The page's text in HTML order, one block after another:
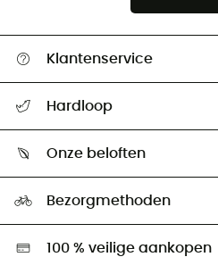
Klantenservice
Retourzendingen & Terugbetalingen
Hardloop
Ambassadeurs
Onze beloften
Hardgreen
Bezorgmethoden
100 % veilige aankopen